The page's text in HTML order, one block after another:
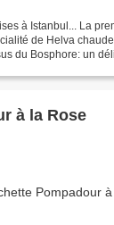
à Istanbul... La
de Helva
du Bosphore: un
à la Rose